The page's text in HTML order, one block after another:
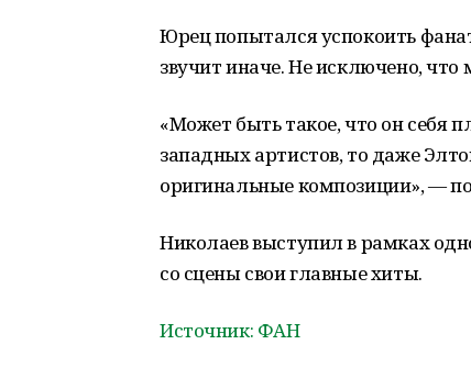
Юрец попытался успокоить
звучит иначе. Не исключено,
«Может быть такое, что он себя
западных артистов, то даже
оригинальные композиции», ―
Николаев выступил в рамках
со сцены свои главные хиты.
Источник: ФАН